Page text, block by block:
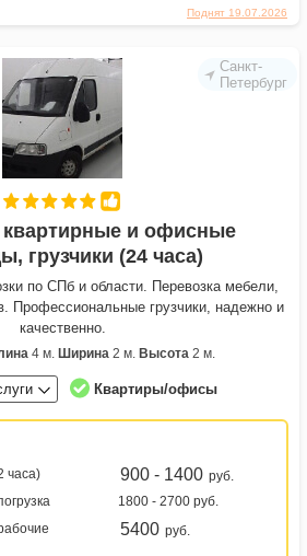
Поднят 19.07.2026
Санкт-
Петербург
квартирные и офисные
грузчики (24 часа)
по СПб и области. Перевозка мебели,
Профессиональные грузчики, надежно и
качественно.
4 м. Ширина 2 м. Высота 2 м.
Квартиры/офисы
часа)
900 - 1400 руб.
1800 - 2700 руб.
5400 руб.